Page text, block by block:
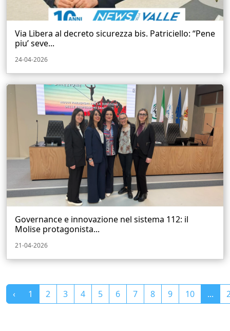
Via Libera al decreto sicurezza bis. Patriciello: “Pene
piu’ seve...
24-04-2026
Governance e innovazione nel sistema 112: il
Molise protagonista...
21-04-2026
‹ 1 2 3 4 5 6 7 8 9 10 ...